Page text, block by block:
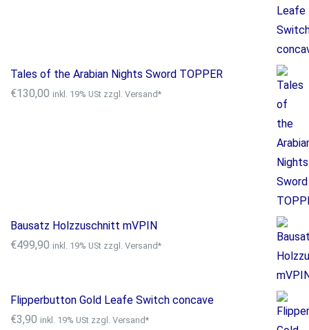
Tales of the Arabian Nights Sword TOPPER
€130,00 inkl. 19% USt zzgl. Versand*
Bausatz Holzzuschnitt mVPIN
€499,90 inkl. 19% USt zzgl. Versand*
Flipperbutton Gold Leafe Switch concave
€3,90 inkl. 19% USt zzgl. Versand*